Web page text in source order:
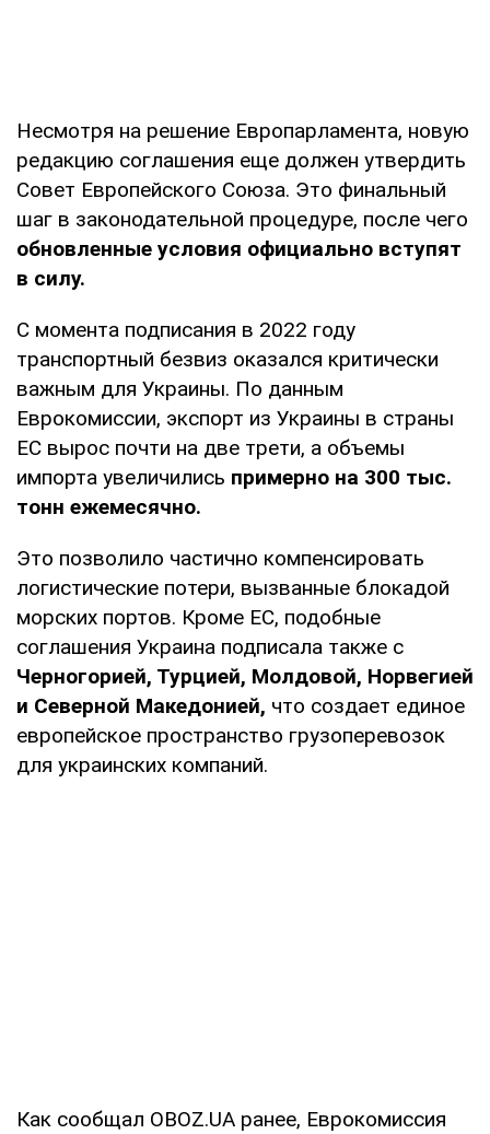
Несмотря на решение Европарламента, новую
редакцию соглашения еще должен утвердить
Совет Европейского Союза. Это финальный
шаг в законодательной процедуре, после чего
обновленные условия официально вступят
в силу.
С момента подписания в 2022 году
транспортный безвиз оказался критически
важным для Украины. По данным
Еврокомиссии, экспорт из Украины в страны
ЕС вырос почти на две трети, а объемы
импорта увеличились примерно на 300 тыс.
тонн ежемесячно.
Это позволило частично компенсировать
логистические потери, вызванные блокадой
морских портов. Кроме ЕС, подобные
соглашения Украина подписала также с
Черногорией, Турцией, Молдовой, Норвегией
и Северной Македонией, что создает единое
европейское пространство грузоперевозок
для украинских компаний.
Как сообщал OBOZ.UA ранее, Еврокомиссия